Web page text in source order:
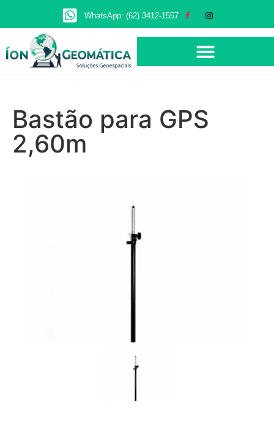
WhatsApp: (62) 3412-1557
Bastão para GPS
2,60m